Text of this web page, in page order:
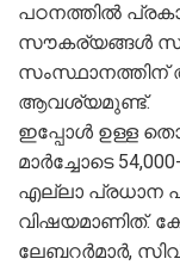
പഠനത്തിൽ
സൗകര്യങ്ങൾ
സംസ്ഥാനത്തിന്
ആവശ്യമുണ്ട്.
ഇപ്പോൾ ഉള്ള
മാർച്ചോടെ
എല്ലാ പ്രധാന
വിഷയമാണിത്.
ലേബറർമാർ,